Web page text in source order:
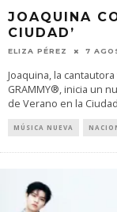
JOAQUINA
CIUDAD’
ELIZA PÉREZ 7
Joaquina, la
GRAMMY®, inicia un
de Verano en la Ciudad
MÚSICA NUEVA